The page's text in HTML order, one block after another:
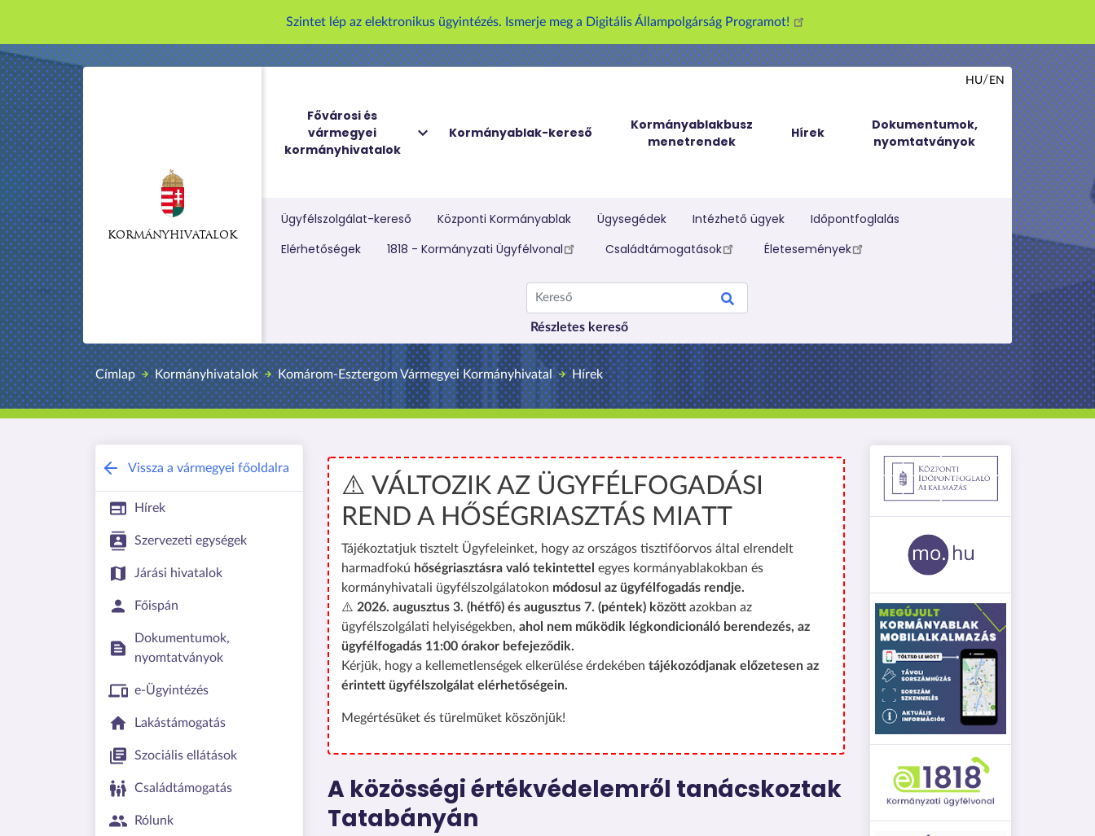
r
t
a
o
r
a
Szintet lép az elektronikus ügyintézés. Ismerje meg a Digitális Állampolgárság Programot!
KORMÁNYHIVATALOK
Fővárosi és
vármegyei
kormányhivatalok
Kormányablak-kereső
Kormányablakbusz
menetrendek
Hírek
Dokumentumok,
nyomtatványok
HU EN
Kereső melletti menü
Ügyfélszolgálat-kereső Központi Kormányablak Ügysegédek Intézhető ügyek
Időpontfoglalás
Elérhetőségek
1818 - Kormányzati Ügyfélvonal Családtámogatások Életesemények
Kereső
Részletes kereső
Címlap Kormányhivatalok Komárom-Esztergom Vármegyei Kormányhivatal Hírek
Vissza a vármegyei főoldalra
Hírek
Szervezeti egységek
Járási hivatalok
Főispán
Dokumentumok,
nyomtatványok
e-Ügyintézés
Lakástámogatás
Szociális ellátások
Családtámogatás
Rólunk
⚠️ VÁLTOZIK AZ ÜGYFÉLFOGADÁSI
REND A HŐSÉGRIASZTÁS MIATT
Tájékoztatjuk tisztelt Ügyfeleinket, hogy az országos tisztifőorvos által elrendelt
harmadfokú hőségriasztásra való tekintettel egyes kormányablakokban és
kormányhivatali ügyfélszolgálatokon módosul az ügyfélfogadás rendje.
⚠️ 2026. augusztus 3. (hétfő) és augusztus 7. (péntek) között azokban az
ügyfélszolgálati helyiségekben, ahol nem működik légkondicionáló berendezés, az
ügyfélfogadás 11:00 órakor befejeződik.
Kérjük, hogy a kellemetlenségek elkerülése érdekében tájékozódjanak előzetesen az
érintett ügyfélszolgálat elérhetőségein.
Megértésüket és türelmüket köszönjük!
A közösségi értékvédelemről tanácskoztak
Tatabányán